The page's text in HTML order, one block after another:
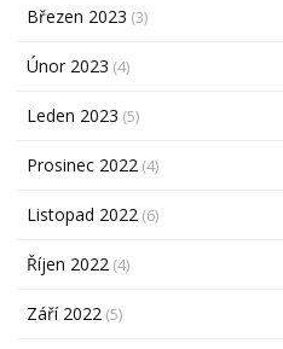
Březen 2023 (3)
Únor 2023 (4)
Leden 2023 (5)
Prosinec 2022 (4)
Listopad 2022 (6)
Říjen 2022 (4)
Září 2022 (5)